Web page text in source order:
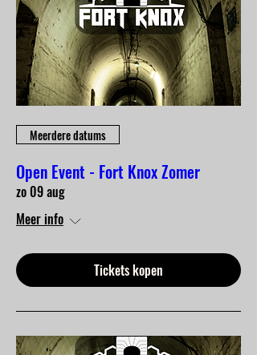
Meerdere datums
Open Event - Fort Knox Zomer
zo 09 aug
Meer info
Tickets kopen